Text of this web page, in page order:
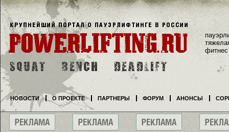
фитнес
НОВОСТИ О ПРОЕКТЕ ПАРТНЕРЫ ФОРУМ АНОНСЫ